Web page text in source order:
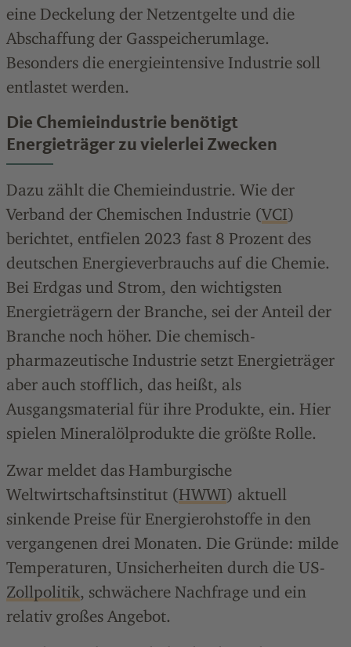
eine Deckelung der Netzentgelte und die
Abschaffung der Gasspeicherumlage.
Besonders die energieintensive Industrie soll
entlastet werden.
Die Chemieindustrie benötigt
Energieträger zu vielerlei Zwecken
Dazu zählt die Chemieindustrie. Wie der
Verband der Chemischen Industrie (VCI)
berichtet, entfielen 2023 fast 8 Prozent des
deutschen Energieverbrauchs auf die Chemie.
Bei Erdgas und Strom, den wichtigsten
Energieträgern der Branche, sei der Anteil der
Branche noch höher. Die chemisch-
pharmazeutische Industrie setzt Energieträger
aber auch stofflich, das heißt, als
Ausgangsmaterial für ihre Produkte, ein. Hier
spielen Mineralölprodukte die größte Rolle.
Zwar meldet das Hamburgische
Weltwirtschaftsinstitut (HWWI) aktuell
sinkende Preise für Energierohstoffe in den
vergangenen drei Monaten. Die Gründe: milde
Temperaturen, Unsicherheiten durch die US-
Zollpolitik, schwächere Nachfrage und ein
relativ großes Angebot.